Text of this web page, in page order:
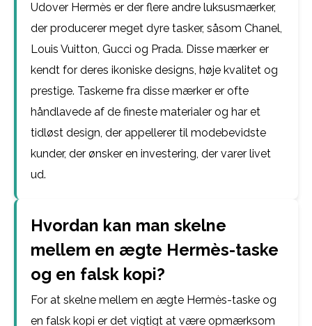
Udover Hermès er der flere andre luksusmærker,
der producerer meget dyre tasker, såsom Chanel,
Louis Vuitton, Gucci og Prada. Disse mærker er
kendt for deres ikoniske designs, høje kvalitet og
prestige. Taskerne fra disse mærker er ofte
håndlavede af de fineste materialer og har et
tidløst design, der appellerer til modebevidste
kunder, der ønsker en investering, der varer livet
ud.
Hvordan kan man skelne
mellem en ægte Hermès-taske
og en falsk kopi?
For at skelne mellem en ægte Hermès-taske og
en falsk kopi er det vigtigt at være opmærksom